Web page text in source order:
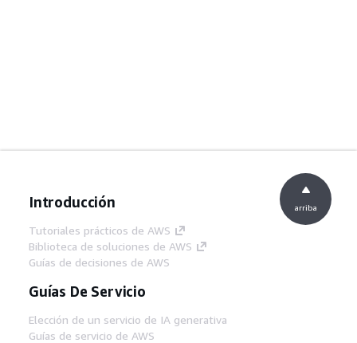
Introducción
Tutoriales prácticos de AWS
Biblioteca de soluciones de AWS
Guías de decisiones de AWS
Guías De Servicio
Elección de un servicio de IA generativa
Guías de servicio de AWS
arriba